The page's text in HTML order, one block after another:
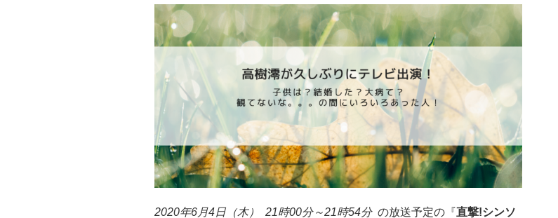
2020年6月4日（木） 21時00分～21時54分 の放送予定の『直撃!シンソ